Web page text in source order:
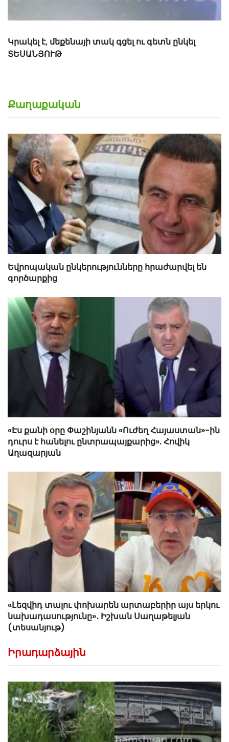
Քաղաքական
Եվրոպական ընկերությունները հրաժարվել են
գործարքից
«Էս քանի օրը Փաշինյանն «Ուժեղ Հայաստան»-ին
դուրս է հանելու ընտրապայքարից». Հովիկ
Աղազարյան
«Լեզվիդ տալու փոխարեն արտաբերիր այս երկու
նախադասությունը»․ Իշխան Սաղաթելյան
(տեսանյութ)
Իրադարձային